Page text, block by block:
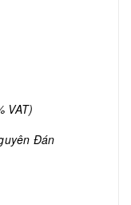
VAT)
Đán